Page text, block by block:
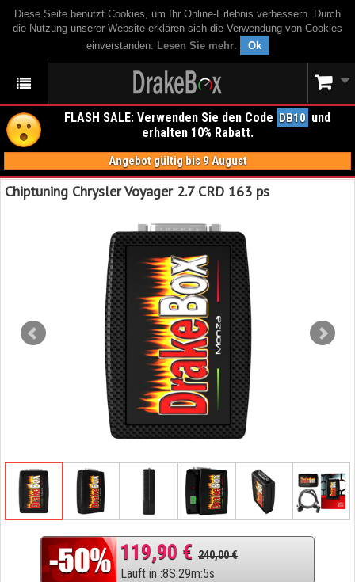
Diese Seite benutzt Cookies, um Ihr Online-Erlebnis verbessern. Durch
die Nutzung unserer Website erklären sich die Verwendung von Cookies
einverstanden. Lesen Sie mehr. Ok
FLASH SALE: Verwenden Sie den Code DB10 und
erhalten 10% Rabatt.
Angebot gültig bis 9 August
Chiptuning Chrysler Voyager 2.7 CRD 163 ps
119,90 € 240,00 €
Läuft in :8S:29m:4s